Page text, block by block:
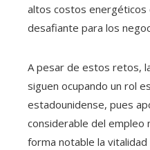
altos costos energéticos
desafiante para los
A pesar de estos retos,
siguen ocupando un rol
estadounidense, pues
considerable del empleo
forma notable la vitalidad